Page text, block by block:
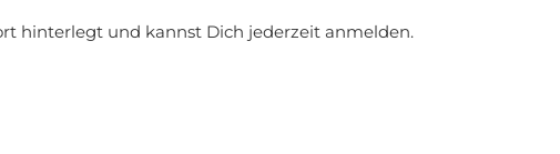
hinterlegt und kannst Dich jederzeit anmelden.